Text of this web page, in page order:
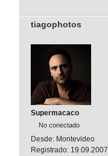
tiagophotos
Supermacaco
No conectado
Desde: Montevideo
Registrado: 19.09.2007